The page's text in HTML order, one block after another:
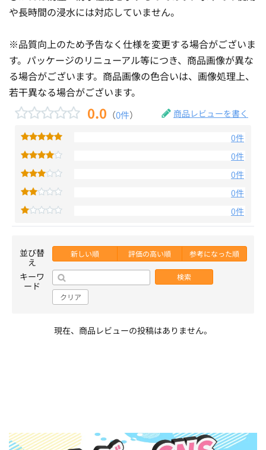
や長時間の浸水には対応していません。
※品質向上のため予告なく仕様を変更する場合がございま
す。パッケージのリニューアル等につき、商品画像が異な
る場合がございます。商品画像の色合いは、画像処理上、
若干異なる場合がございます。
0.0 （0件） 商品レビューを書く
0件
0件
0件
0件
0件
並び替
え
新しい順 評価の高い順 参考になった順
キーワ
ード
検索
クリア
現在、商品レビューの投稿はありません。